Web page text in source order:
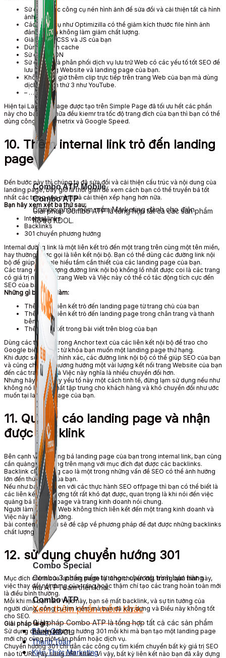
Combo ATP
Giải pháp Combo ATP là tổng hợp tất cả các sản phẩm
hỗ trợ KDOL.
Combo Special
Combo 3 phần mềm tự chọn: chương trình bán hàng
mà ATPTeam triển khai.
Xem thêm phần mềm khác
Xem thêm phần mềm khác
Bảng Giá
Thanh Toán
Kiến Thức Marketing
Combo ATP Mobile
Combo phần mềm mềm Marketing dành cho điện
thoại.
Combo ATP
Giải pháp Combo ATP là tổng hợp tất cả các sản phẩm
hỗ trợ KDOL.
Sử dụng các công cụ nén hình ảnh để sửa đổi và cải thiện tất cả hình
ảnh
Các công cụ như Optimizilla có thể giảm kích thước file hình ảnh
đáng kể mà không làm giảm chất lượng.
Giảm thiểu CSS và JS của bạn
Dùngplugin cache
Sử dụng
CDN
Sử dụng
nhà phân phối dịch vụ lưu trữ Web có các yếu tố tốt SEO để
lưu trữ
trang Website và landing page của bạn.
Không bao giờthêm clip trực tiếp trêntrang Web của bạn mà dùng
dịch vụ bên thứ 3 như YouTube.
– …
Hiện tại Landing Page được tạo trên Simple Page đã tối ưu hết các phần
này cho bạn.
hơn nữa đều kiemr tra tốc độ trang đích của bạn thì bạn có thể
dùng công cụ: GTmetrix và Google Speed.
10. Thêm internal linktrỏ đến landing
page
Đến bước này thì chúng ta đã sửa đổi và cải thiện cấu trúc và nội dung của
landing page, bây giờ là thời gian để xem cách bạn có thể truyền bá tốt
nhất các trang của mình và cải thiện xếp hạng hơn nữa.
Bạn hãy xem xét ba thứ sau:
Internal links
Backlinks
301 chuyển phương hướng
Internal đường link là một liên kết trỏ đến một trang trên cùng một tên miền,
hay thường được gọi là liên kết nội bộ. Bạn có thể dùng các đường link nội
bộ để giúp Google hiểu tầm cần thiết của các landing page của bạn.
Các trang có số lượng đường link nội bộ khổng lồ nhất được coi là các trang
có giá trị nhất củatrang Web và Việc này có thể có tác động tích cực đến
SEO của bạn.
Những gì bạn nên làm:
Thêm một liên kết trỏ đến landing page từ trang chủ của bạn
Thêm một liên kết trỏ đến landing page trong chân trang và thanh
bên
Thêm liên kết trong bài viếttrên blog của bạn
Dùng cáctừ khóa trong Anchor text của các liên kết nội bộ đểtrao cho
Google biết về cáctừ khóa bạn muốn một landing pagethứ hạng.
Khi được sử dụng chính xác, các đường link nội bộ có thể giúp SEO của bạn
và cũng chuyển phương hướng một vài lượng kết nối trang Website của bạn
đến các trang
đó và Việc này nghĩa là nhiều chuyển đổi hơn.
Nhưng hãytrình bày yếu tố này một cách tinh tế, đừng lạm sử dụng nếu như
không nó lại gây mất tập trung cho khách hàng và khó chuyển đổi như ước
muốn tại landing page của bạn.
11. Quảng cáo landing page và nhận
được backlink
Bên cạnh việc quảng bá landing page của bạn trong internal link, bạn cũng
cần quảng báchúngtrên mạng với mục đích đạt được các backlinks.
Backlink chất lượng cao là một trong những vấn đề SEO có thể ảnh hưởng
lớn đếnthứ hạng của bạn.
Nếu như bạnđã quen với các thực hành SEO offpage thì bạn có thể biết là
các liên kết chất lượng tốt rất khó đạt được, quan trọng là khi nói đến việc
quảng bá landing page và trang kinh doanh nói chung.
Người làm quản trị Web không thích liên kết đến một trang kinh doanh và
Việc này là bình thường.
bài content sau tôi sẽ đề cập về phương pháp để đạt được những backlinks
chất lượng này.
12. sử dụng chuyển hướng 301
Mục đích chính của landing page là tăng chuyển đổi.trong quá trìnhnày,
việc thay đổi nội dung của trang hoặc thậm chí tạo cáctrang hoàn toàn mới
là điều bình thường.
Mỗi khi mà bạnlàmViệc này, bạn sẽ mất backlink, và sự tin tưởng của
người dùng, công cụ tìm kiếm mà bạn đã xây dựng và Điều này không tốt
cho SEO.
Giải pháplà gì?
Sử dụng chuyển phương hướng 301 mỗi khi mà bạn tạo một landing page
mới cho cùng một sản phẩm hoặc dịch vụ.
Chuyển hướng301chỉ dẫn các công cụ tìm kiếm chuyển bất kỳ giá trị SEO
nào từ URL này sang URL khác.Vì vậy, bất kỳ liên kết nào bạn đã xây dựng